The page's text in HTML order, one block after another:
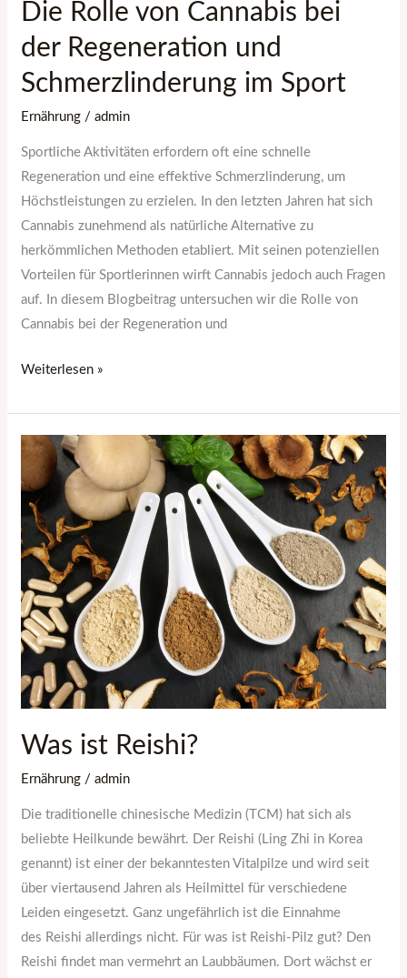
Die Rolle von Cannabis bei
der Regeneration und
Schmerzlinderung im Sport
Ernährung /admin
Sportliche Aktivitäten erfordern oft eine schnelle
Regeneration und eine effektive Schmerzlinderung, um
Höchstleistungen zu erzielen. In den letzten Jahren hat sich
Cannabis zunehmend als natürliche Alternative zu
herkömmlichen Methoden etabliert. Mit seinen potenziellen
Vorteilen für Sportlerinnen wirft Cannabis jedoch auch Fragen
auf. In diesem Blogbeitrag untersuchen wir die Rolle von
Cannabis bei der Regeneration und
Weiterlesen »
Was ist Reishi?
Ernährung /admin
Die traditionelle chinesische Medizin (TCM) hat sich als
beliebte Heilkunde bewährt. Der Reishi (Ling Zhi in Korea
genannt) ist einer der bekanntesten Vitalpilze und wird seit
über viertausend Jahren als Heilmittel für verschiedene
Leiden eingesetzt. Ganz ungefährlich ist die Einnahme
des Reishi allerdings nicht. Für was ist Reishi-Pilz gut? Den
Reishi findet man vermehrt an Laubbäumen. Dort wächst er
Was
Reishi?